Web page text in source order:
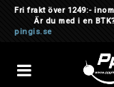
Fri frakt över 1249:-
Är du med i en BTK?
pingis.se
Toggle
navigation